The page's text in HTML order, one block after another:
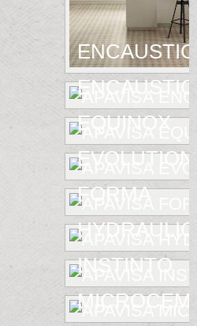
ENCAUSTIC
EQUINOX
EVOLUTION
FORMA
HYDRAULIC
INSTINTO